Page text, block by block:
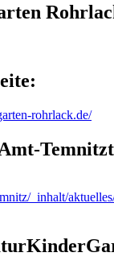
rohrlack.de/
_inhalt/